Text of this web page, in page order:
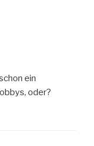
ein
oder?